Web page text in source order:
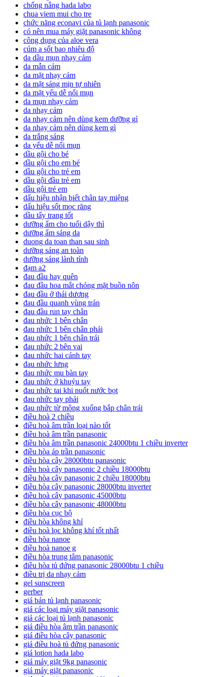
chống nắng hada labo
chua viem mui cho tre
chức năng econavi của tủ lạnh panasonic
có nên mua máy giặt panasonic không
công dụng của aloe vera
cúm a sốt bao nhiêu độ
da dầu mụn nhạy cảm
da mẫn cảm
da mặt nhạy cảm
da mặt sáng mịn tự nhiên
da mặt yếu dễ nổi mụn
da mụn nhạy cảm
da nhạy cảm
da nhạy cảm nên dùng kem dưỡng gì
da nhạy cảm nên dùng kem gì
da trắng sáng
da yếu dễ nổi mụn
dầu gội cho bé
dầu gội cho em bé
dầu gội cho trẻ em
dầu gội đầu trẻ em
dầu gội trẻ em
dấu hiệu nhận biết chân tay miệng
dấu hiệu sốt mọc răng
dầu tẩy trang tốt
dưỡng ẩm cho tuổi dậy thì
dưỡng ẩm sáng da
duong da toan than sau sinh
dưỡng sáng an toàn
dưỡng sáng lành tính
đạm a2
đau đầu hay quên
đau đầu hoa mắt chóng mặt buồn nôn
đau đầu ở thái dương
đau đầu quanh vùng trán
đau đầu run tay chân
đau nhức 1 bên chân
đau nhức 1 bên chân phải
đau nhức 1 bên chân trái
đau nhức 2 bên vai
đau nhức hai cánh tay
đau nhức lưng
đau nhức mu bàn tay
đau nhức ở khuỷu tay
đau nhức tai khi nuốt nước bọt
đau nhức tay phải
đau nhức từ mông xuống bắp chân trái
điều hoà 2 chiều
điều hoà âm trần loại nào tốt
điều hoà âm trần panasonic
điều hòa âm trần panasonic 24000btu 1 chiều inverter
điều hòa áp trần panasonic
điều hòa cây 28000btu panasonic
điều hoà cây panasonic 2 chiều 18000btu
điều hòa cây panasonic 2 chiều 18000btu
điều hòa cây panasonic 28000btu inverter
điều hoà cây panasonic 45000btu
điều hòa cây panasonic 48000btu
điều hòa cục bộ
điều hòa không khí
điều hoà lọc không khí tốt nhất
điều hòa nanoe
điều hoà nanoe g
điều hòa trung tâm panasonic
điều hòa tủ đứng panasonic 28000btu 1 chiều
điều trị da nhạy cảm
gel sunscreen
gerber
giá bán tủ lạnh panasonic
giá các loại máy giặt panasonic
giá các loại tủ lạnh panasonic
giá điều hòa âm trần panasonic
giá điều hòa cây panasonic
giá điều hoà tủ đứng panasonic
giá lotion hada labo
giá máy giặt 9kg panasonic
giá máy giặt panasonic